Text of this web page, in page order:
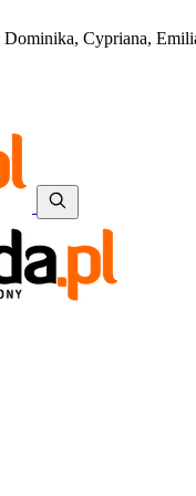
Dominika, Cypriana,